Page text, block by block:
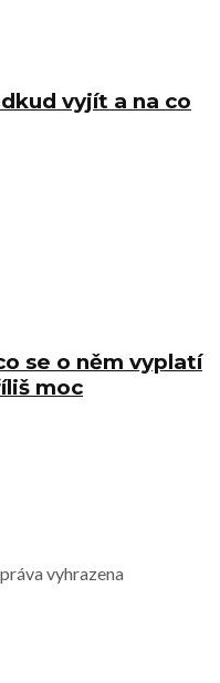
vyjít a na co
se o něm vyplatí
moc
vyhrazena